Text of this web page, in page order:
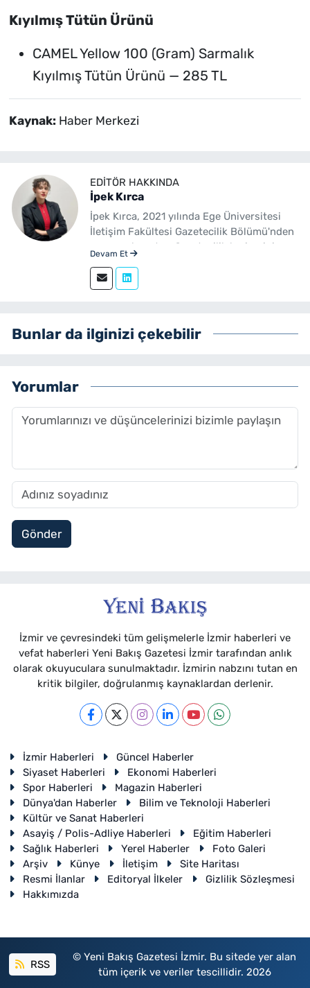
Kıyılmış Tütün Ürünü
CAMEL Yellow 100 (Gram) Sarmalık
Kıyılmış Tütün Ürünü — 285 TL
Kaynak: Haber Merkezi
EDITÖR HAKKINDA
İpek Kırca
İpek Kırca, 2021 yılında Ege Üniversitesi
İletişim Fakültesi Gazetecilik Bölümü'nden
mezun olmuştur. Gazetecilik kariyerini
yenibakishaber.com bünyesinde muhabir
ve editör olarak görev yapmaktadır.
Devam Et
Bunlar da ilginizi çekebilir
Yorumlar
Gönder
İzmir ve çevresindeki tüm gelişmelerle İzmir haberleri ve
vefat haberleri Yeni Bakış Gazetesi İzmir tarafından anlık
olarak okuyuculara sunulmaktadır. İzmirin nabzını tutan en
kritik bilgiler, doğrulanmış kaynaklardan derlenir.
İzmir Haberleri
Güncel Haberler
Siyaset Haberleri
Ekonomi Haberleri
Spor Haberleri
Magazin Haberleri
Dünya'dan Haberler
Bilim ve Teknoloji Haberleri
Kültür ve Sanat Haberleri
Asayiş / Polis-Adliye Haberleri
Eğitim Haberleri
Sağlık Haberleri
Yerel Haberler
Foto Galeri
Arşiv
Künye İletişim
Site Haritası
Resmi İlanlar
Editoryal İlkeler
Gizlilik Sözleşmesi
Hakkımızda
RSS
© Yeni Bakış Gazetesi İzmir. Bu sitede yer alan
tüm içerik ve veriler tescillidir. 2026